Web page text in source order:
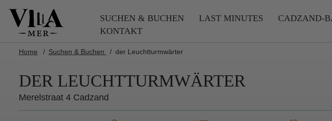
SUCHEN & BUCHEN LAST MINUTES CADZAND-
KONTAKT
Home Suchen & Buchen der Leuchtturmwärter
DER LEUCHTTURMWÄRTER
Merelstraat 4 Cadzand